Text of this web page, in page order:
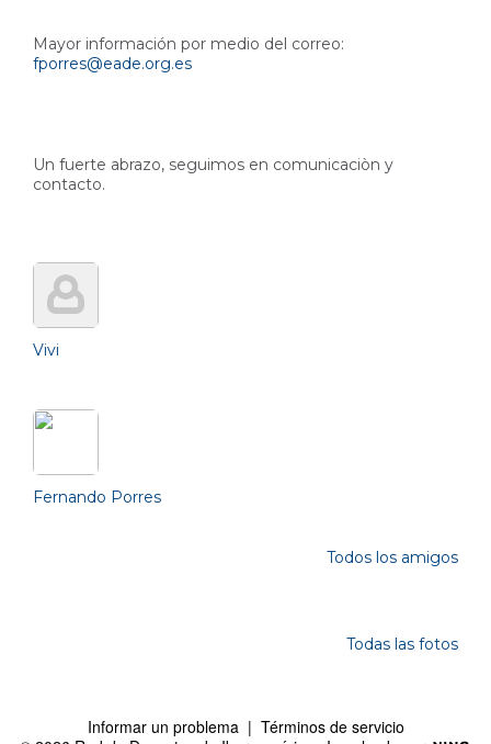
Mayor información por medio del correo:
fporres@eade.org.es
Un fuerte abrazo, seguimos en comunicaciòn y
contacto.
Vivi
Fernando Porres
Todos los amigos
Todas las fotos
Informar un problema| Términos de servicio